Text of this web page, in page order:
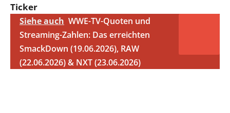
Ticker
Siehe auch WWE-TV-Quoten und
Streaming-Zahlen: Das erreichten
SmackDown (19.06.2026), RAW
(22.06.2026) & NXT (23.06.2026)